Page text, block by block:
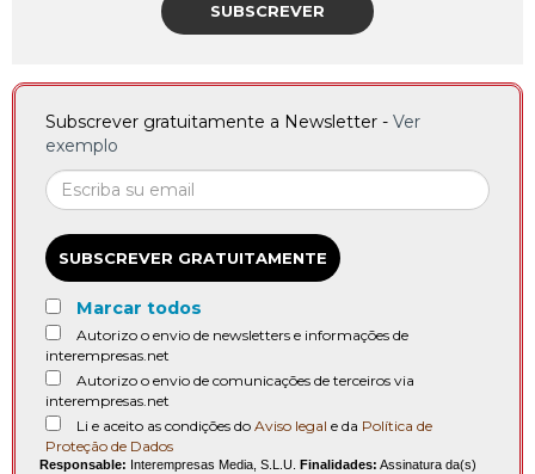
SUBSCREVER
Subscrever gratuitamente a Newsletter - Ver
exemplo
SUBSCREVER GRATUITAMENTE
Marcar todos
Autorizo o envio de newsletters e informações de
interempresas.net
Autorizo o envio de comunicações de terceiros via
interempresas.net
Li e aceito as condições do Aviso legal e da Política de
Proteção de Dados
Responsable: Interempresas Media, S.L.U. Finalidades: Assinatura da(s)